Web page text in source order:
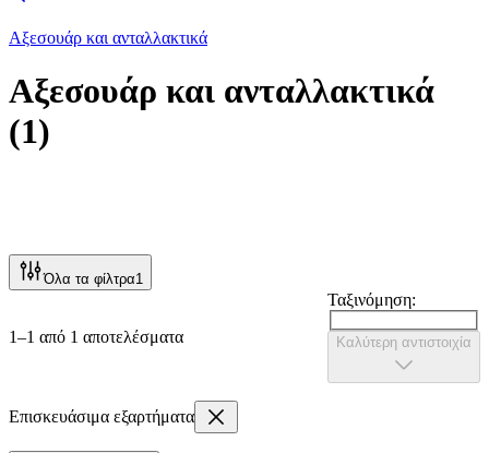
Αξεσουάρ και ανταλλακτικά
Αξεσουάρ και ανταλλακτικά
(1)
Όλα τα φίλτρα1
1–1 από 1 αποτελέσματα
Ταξινόμηση:
Καλύτερη αντιστοιχία
Επισκευάσιμα εξαρτήματα